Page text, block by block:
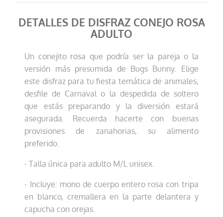
DETALLES DE DISFRAZ CONEJO ROSA
ADULTO
Un conejito rosa que podría ser la pareja o la
versión más presumida de Bugs Bunny. Elige
este disfraz para tu fiesta temática de animales,
desfile de Carnaval o la despedida de soltero
que estás preparando y la diversión estará
asegurada. Recuerda hacerte con buenas
provisiones de zanahorias, su alimento
preferido.
- Talla única para adulto M/L unisex.
- Incluye: mono de cuerpo entero rosa con tripa
en blanco, cremallera en la parte delantera y
capucha con orejas.